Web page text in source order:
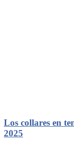
Los collares en
2025